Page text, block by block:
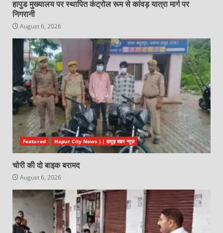
हापुड मुख्यालय पर स्थापित कंट्रोल रूम से कांवड़ यात्रा मार्ग पर
निगरानी
August 6, 2026
Featured Hapur City News || हापुड़ शहर न्यूज़
चोरी की दो बाइक बरामद
August 6, 2026